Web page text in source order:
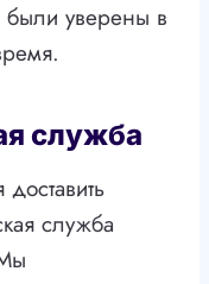
были уверены в
служба
служба